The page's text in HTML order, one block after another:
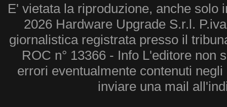
E' vietata la riproduzione, anche solo
2026 Hardware Upgrade S.r.l.
giornalistica registrata presso il
ROC n° 13366 - Info L'editore non
errori eventualmente contenuti
inviare una mail